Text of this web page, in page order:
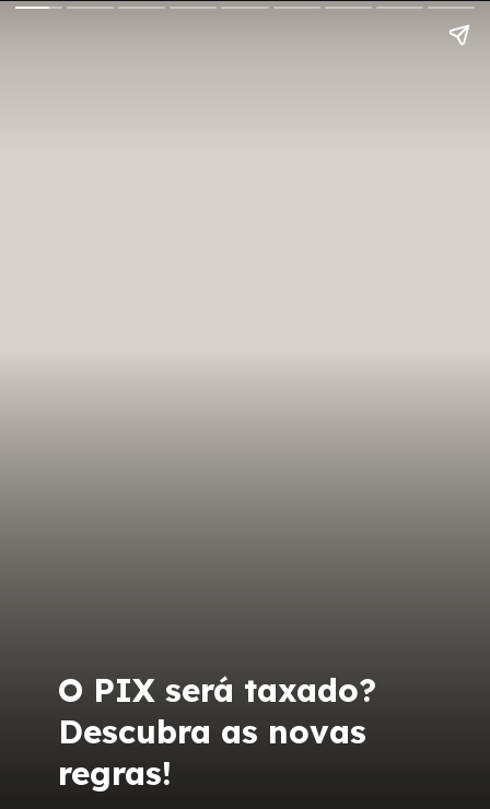
O PIX será taxado?
Descubra as novas
regras!